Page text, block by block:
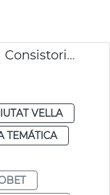
120 años construcción Casa Consistorial València
VELLA
TEMÁTICA